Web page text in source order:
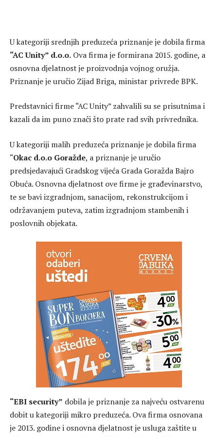
U kategoriji srednjih preduzeća priznanje je dobila firma
“AC Unity” d.o.o. Ova firma je formirana 2015. godine, a
osnovna djelatnost je proizvodnja vojnog oružja.
Priznanje je uručio Zijad Briga, ministar privrede BPK.
Predstavnici firme “AC Unity” zahvalili su se prisutnima i
kazali da im puno znači što prate rad svih privrednika.
U kategoriji malih preduzeća priznanje je dobila firma
“Okac d.o.o Goražde, a priznanje je uručio
predsjedavajući Gradskog vijeća Grada Goražda Bajro
Obuća. Osnovna djelatnost ove firme je građevinarstvo,
te se bavi izgradnjom, sanacijom, rekonstrukcijom i
održavanjem puteva, zatim izgradnjom stambenih i
poslovnih objekata.
“EBI security” dobila je priznanje za najveću ostvarenu
dobit u kategoriji mikro preduzeća. Ova firma osnovana
je 2013. godine i osnovna djelatnost je usluga zaštite u